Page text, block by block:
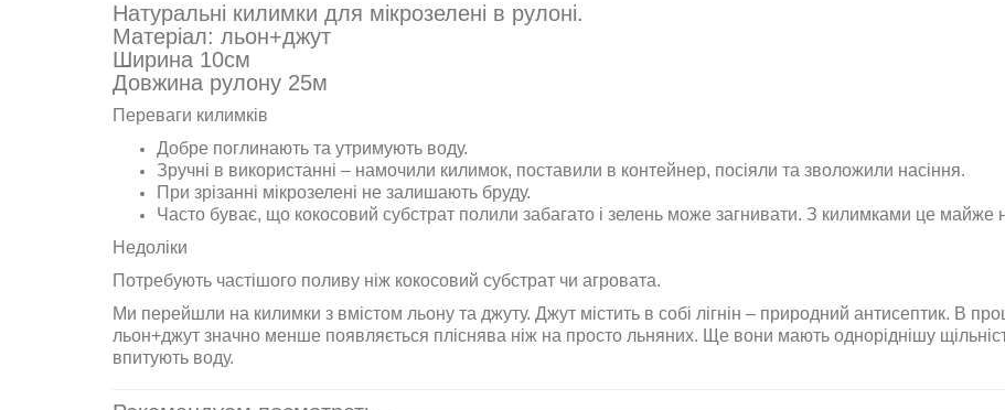
Натуральні килимки для мікрозелені в рулоні.
Матеріал: льон+джут
Ширина 10см
Довжина рулону 25м
Переваги килимків
Добре поглинають та утримують воду.
Зручні в використанні – намочили килимок, поставили в контейнер, посіяли та зволожили насіння.
При зрізанні мікрозелені не залишають бруду.
Часто буває, що кокосовий субстрат полили забагато і зелень може загнивати. З килимками це майже
Недоліки
Потребують частішого поливу ніж кокосовий субстрат чи агровата.
Ми перейшли на килимки з вмістом льону та джуту. Джут містить в собі лігнін – природний антисептик. В
льон+джут значно менше появляється пліснява ніж на просто льняних. Ще вони мають одноріднішу
впитують воду.